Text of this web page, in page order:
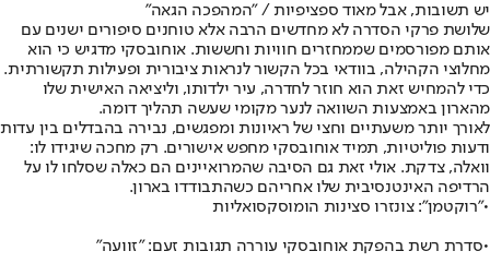
יש תשובות, אבל מאוד ספציפיות / "המהפכה הגאה"
שלושת פרקי הסדרה לא מחדשים הרבה אלא טוחנים סיפורים ישנים עם
אותם מפורסמים שממחזרים חוויות וחששות. אוחובסקי מדגיש כי הוא
מחלוצי הקהילה, בוודאי בכל הקשור לנראות ציבורית ופעילות תקשורתית.
כדי להמחיש זאת הוא חוזר לחדרה, עיר ילדותו, וליציאה האישית שלו
מהארון באמצעות השוואה לנער מקומי שעשה תהליך דומה.
לאורך יותר משעתיים וחצי של ראיונות ומפגשים, נבירה בהבדלים בין עדות
ודעות פוליטיות, תמיד אוחובסקי מחפש אישורים. רק מחכה שיגידו לו:
וואלה, צדקת. אולי זאת גם הסיבה שהמרואיינים הם כאלה שסלחו לו על
הרדיפה האינטנסיבית שלו אחריהם כשהתבודדו בארון.
•"רוקטמן": צונזרו סצינות הומוסקסואליות
•סדרת רשת בהפקת אוחובסקי עוררה תגובות זעם: "זוועה"